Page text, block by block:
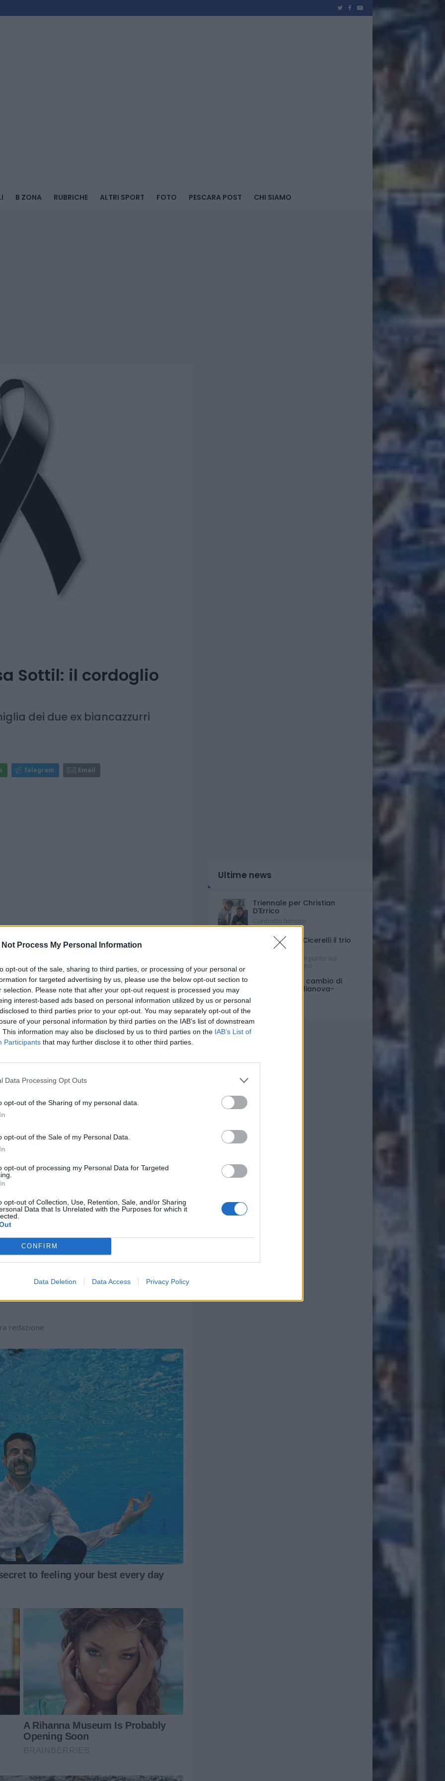
Not Process My Personal Information
opt-out of the sale, sharing to third parties, or processing of your personal or
for targeted advertising by us, please use the below opt-out section to
selection. Please note that after your opt-out request is processed you may
interest-based ads based on personal information utilized by us or personal
to third parties prior to your opt-out. You may separately opt-out of the
of your personal information by third parties on the IAB’s list of downstream
This information may also be disclosed by us to third parties on the IAB’s List of
Participants that may further disclose it to other third parties.
Data Processing Opt Outs
opt-out of the Sharing of my personal data.
opt-out of the Sale of my Personal Data.
opt-out of processing my Personal Data for Targeted
opt-out of Collection, Use, Retention, Sale, and/or Sharing
Data that Is Unrelated with the Purposes for which it
CONFIRM
Data Deletion Data Access Privacy Policy
B ZONA RUBRICHE ALTRI SPORT FOTO PESCARA POST CHI SIAMO
Sottil: il cordoglio
dei due ex biancazzurri
Telegram Email
la mamma dell'ex tecnico biancazzurri Andrea
da tempo combatteva contro una malattia che
biancazzurro ha emesso un comunicato di
Pescara Calcio partecipano al lutto che ha colpito
Sottil per la scomparsa della cara signora Olga. A
ed un caloroso abbraccio in questo
redazione
Ultime news
Triennale per Christian
D'Errico
Contratto firmato
Russo-Parigi-Cicerelli il trio
per Buscè?
Ipotesi e rumors: il punto sul
mercato del Delfino
Porte chiuse e cambio di
orario per Giulianova-